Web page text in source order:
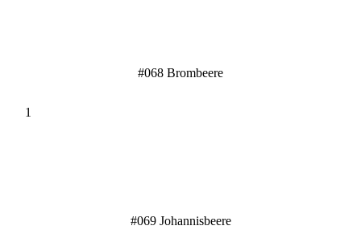
#068 Brombeere
#069 Johannisbeere